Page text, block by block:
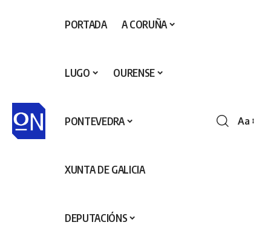
PORTADA A CORUÑA
LUGO OURENSE
PONTEVEDRA
XUNTA DE GALICIA
DEPUTACIÓNS
Aa